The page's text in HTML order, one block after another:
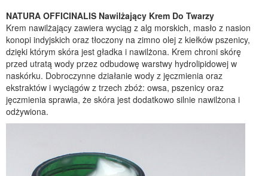
NATURA OFFICINALIS Nawilżający Krem Do Twarzy
Krem nawilżający zawiera wyciąg z alg morskich, masło z nasion
konopi indyjskich oraz tłoczony na zimno olej z kiełków pszenicy,
dzięki którym skóra jest gładka i nawilżona. Krem chroni skórę
przed utratą wody przez odbudowę warstwy hydrolipidowej w
naskórku. Dobroczynne działanie wody z jęczmienia oraz
ekstraktów i wyciągów z trzech zbóż: owsa, pszenicy oraz
jęczmienia sprawia, że skóra jest dodatkowo silnie nawilżona i
odżywiona.